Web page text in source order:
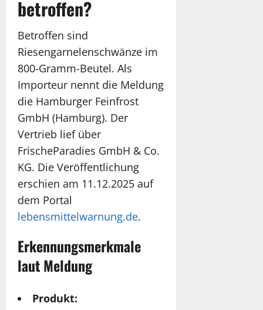
betroffen?
Betroffen sind
Riesengarnelenschwänze im
800-Gramm-Beutel. Als
Importeur nennt die Meldung
die Hamburger Feinfrost
GmbH (Hamburg). Der
Vertrieb lief über
FrischeParadies GmbH & Co.
KG. Die Veröffentlichung
erschien am 11.12.2025 auf
dem Portal
lebensmittelwarnung.de.
Erkennungsmerkmale
laut Meldung
Produkt: